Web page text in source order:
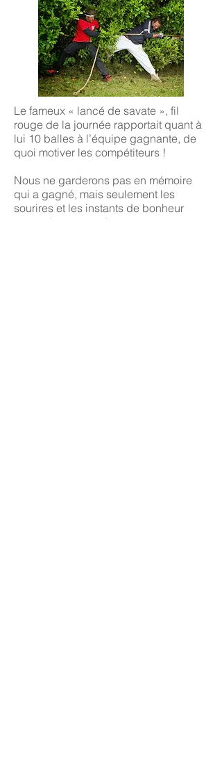
Le fameux « lancé de savate », fil
rouge de la journée rapportait quant à
lui 10 balles à l’équipe gagnante, de
quoi motiver les compétiteurs !
Nous ne garderons pas en mémoire
qui a gagné, mais seulement les
sourires et les instants de bonheur
partagés par tous !